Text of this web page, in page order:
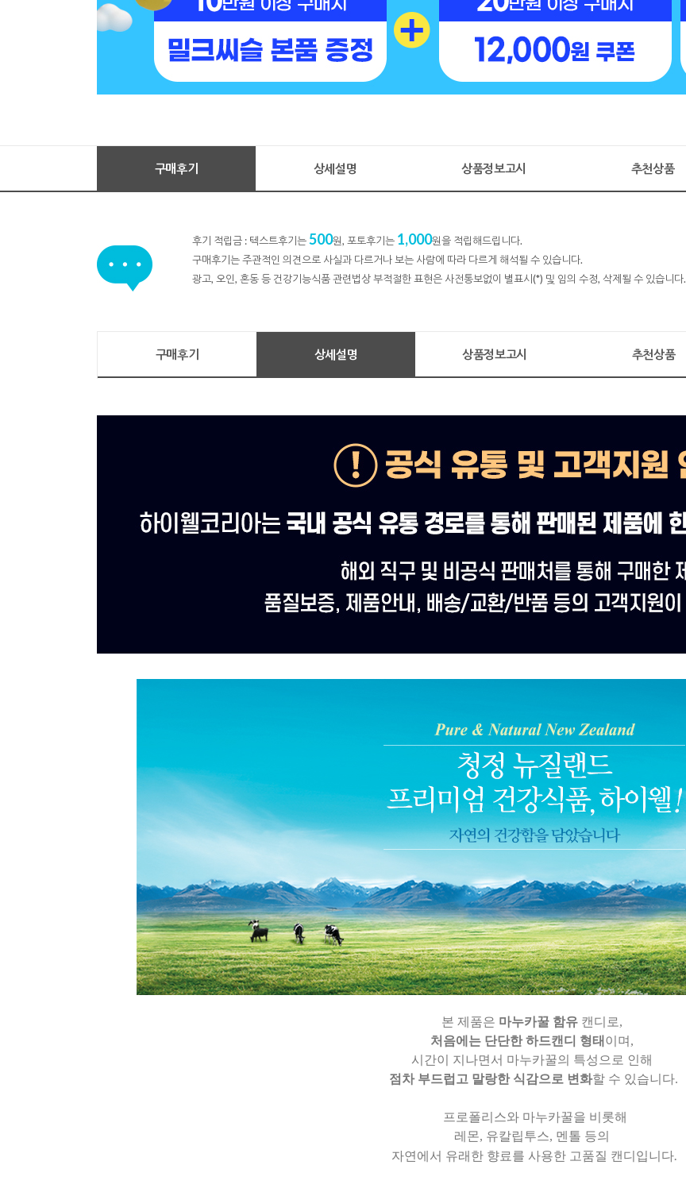
구매후기 상세설명 상품정보고시 추천상품
후기 적립금 : 텍스트후기는500원, 포토후기는 1,000원을 적립해드립니다.
구매후기는 주관적인 의견으로 사실과 다르거나 보는 사람에 따라 다르게 해석될 수 있습니다.
광고, 오인, 혼동 등 건강기능식품 관련법상 부적절한 표현은 사전통보없이 별표시(*) 및 임의 수정, 삭제될 수 있습니다.
구매후기 상세설명 상품정보고시 추천상품
본 제품은 마누카꿀 함유 캔디로,
처음에는 단단한 하드캔디 형태 이며,
시간이 지나면서 마누카꿀의 특성으로 인해
점차 부드럽고 말랑한 식감으로 변화할 수 있습니다.
프로폴리스와 마누카꿀을 비롯해
레몬, 유칼립투스, 멘톨 등의
자연에서 유래한 향료를 사용한 고품질 캔디입니다.